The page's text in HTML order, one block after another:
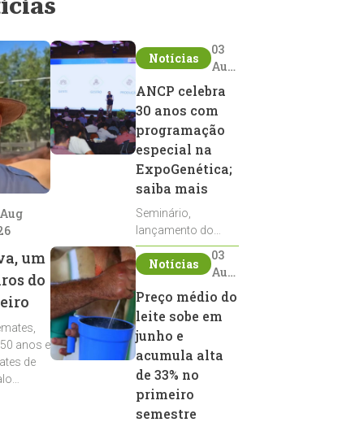
um
do
anos e
de
Notícias
03
Aug
ANCP celebra
30 anos com
programação
especial na
ExpoGenética;
saiba mais
Seminário,
lançamento do
Sumário de Touros,
debates, podcast,
reprodutores e
homenagens
integram a
programação da
entidade durante a
ExpoGenética 2026
Notícias
03
Aug
2026
Preço médio do
leite sobe em
junho e
acumula alta
de 33% no
primeiro
semestre